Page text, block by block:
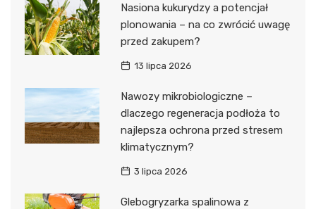
Nasiona kukurydzy a potencjał
plonowania – na co zwrócić uwagę
przed zakupem?
13 lipca 2026
Nawozy mikrobiologiczne –
dlaczego regeneracja podłoża to
najlepsza ochrona przed stresem
klimatycznym?
3 lipca 2026
Glebogryzarka spalinowa z